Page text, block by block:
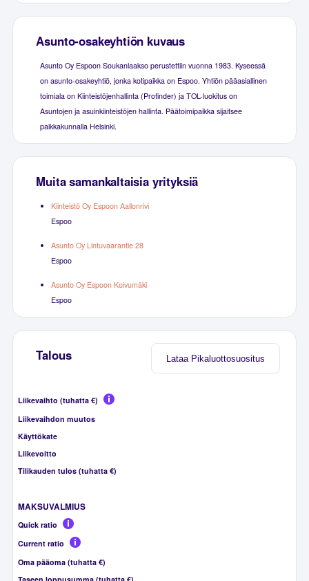
Asunto-osakeyhtiön kuvaus
Asunto Oy Espoon Soukanlaakso perustettiin vuonna 1983. Kyseessä
on asunto-osakeyhtiö, jonka kotipaikka on Espoo. Yhtiön pääasiallinen
toimiala on Kiinteistöjenhallinta (Profinder) ja TOL-luokitus on
Asuntojen ja asuinkiinteistöjen hallinta. Päätoimipaikka sijaitsee
paikkakunnalla Helsinki.
Muita samankaltaisia yrityksiä
Kiinteistö Oy Espoon Aallonrivi
Espoo
Asunto Oy Lintuvaarantie 28
Espoo
Asunto Oy Espoon Koivumäki
Espoo
Lataa Pikaluottosuositus
Talous
Liikevaihto (tuhatta €)
Liikevaihdon muutos
Käyttökate
Liikevoitto
Tilikauden tulos (tuhatta €)
MAKSUVALMIUS
Quick ratio
Current ratio
Oma pääoma (tuhatta €)